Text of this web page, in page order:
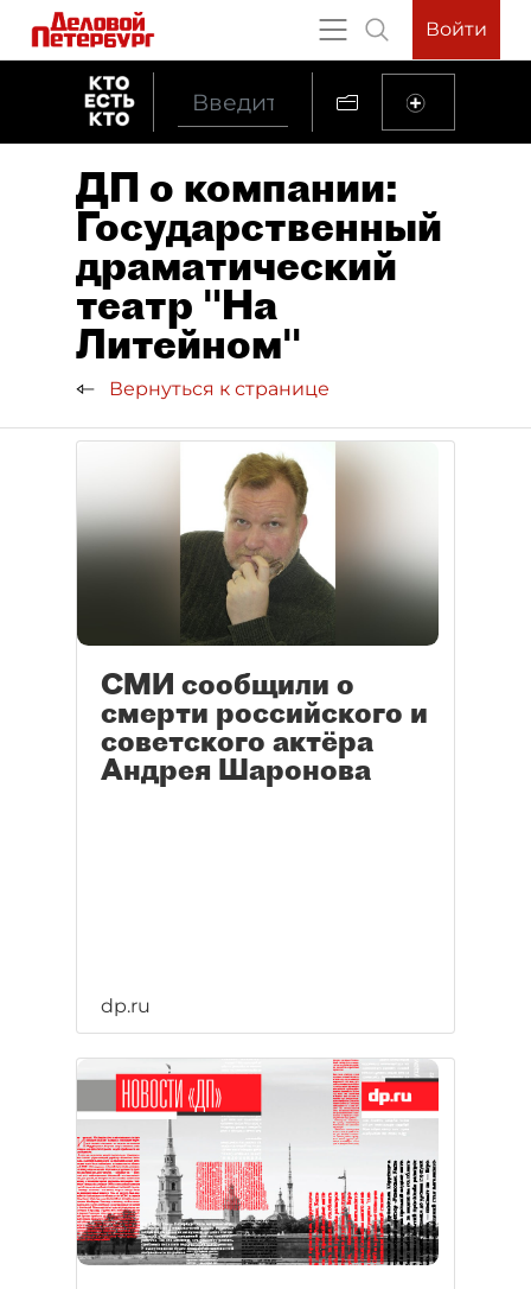
Войти
ДП о компании:
Государственный
драматический
театр "На
Литейном"
Вернуться к странице
СМИ сообщили о
смерти российского и
советского актёра
Андрея Шаронова
dp.ru